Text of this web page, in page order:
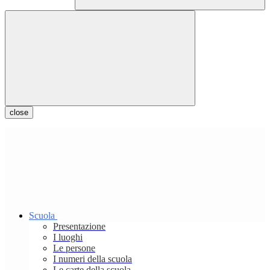
close
Scuola
Presentazione
I luoghi
Le persone
I numeri della scuola